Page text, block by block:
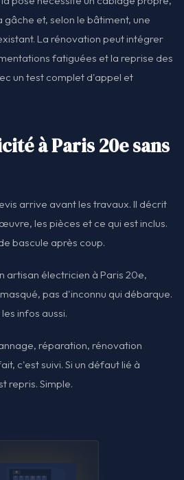
et, selon le bâtiment, une
La rénovation peut intégrer
fatiguées et la reprise des
un test complet d'appel et
à Paris 20e sans
arrive avant les travaux. Il décrit
les pièces et ce qui est inclus.
bascule après coup.
artisan électricien à Paris 20e,
pas d'inconnu qui débarque.
infos aussi.
réparation, rénovation
c'est suivi. Si un défaut lié à
repris. Simple.